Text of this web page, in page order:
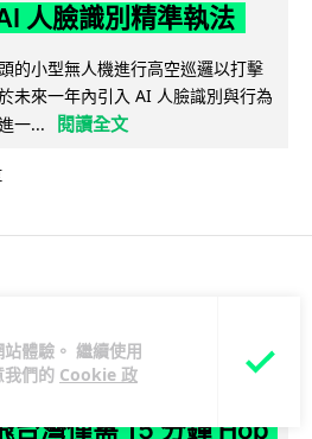
體驗。 繼續使用
我們的 Cookie 政
人臉識別精準執法
的小型無人機進行高空巡邏以打擊
未來一年內引入 AI 人臉識別與行為
一...
閱讀全文
台灣僅需 15 分鐘 Hop